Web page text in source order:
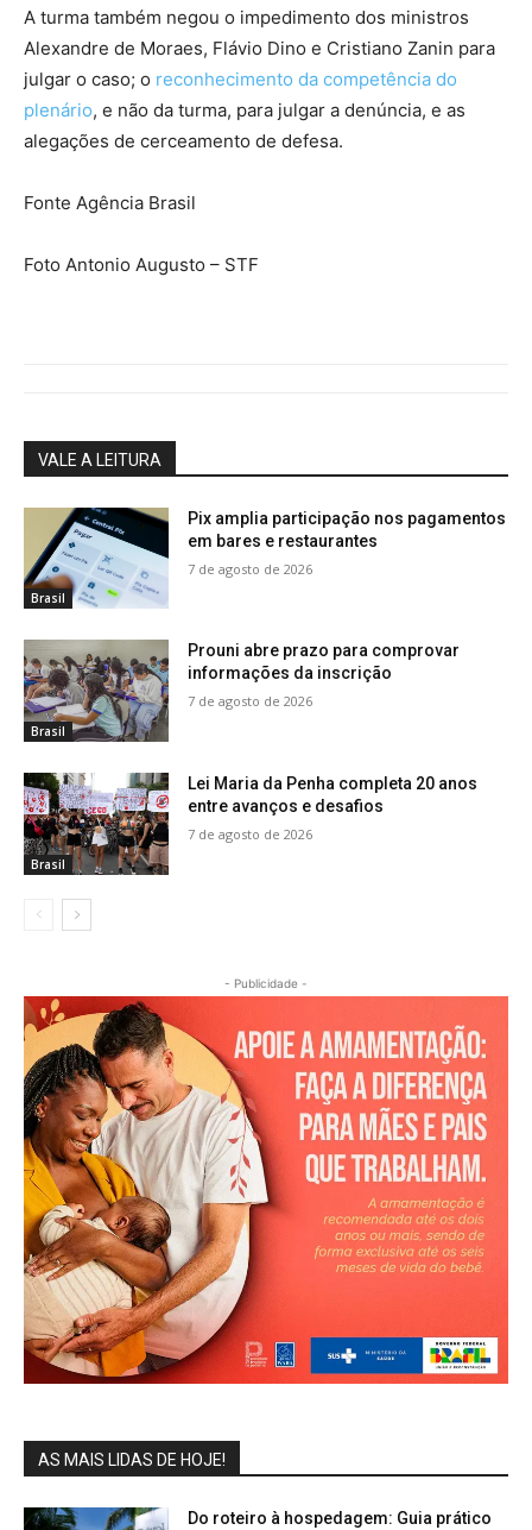
A turma também negou o impedimento dos ministros
Alexandre de Moraes, Flávio Dino e Cristiano Zanin para
julgar o caso; o reconhecimento da competência do
plenário, e não da turma, para julgar a denúncia, e as
alegações de cerceamento de defesa.
Fonte Agência Brasil
Foto Antonio Augusto – STF
VALE A LEITURA
Brasil
Pix amplia participação nos pagamentos
em bares e restaurantes
7 de agosto de 2026
Brasil
Prouni abre prazo para comprovar
informações da inscrição
7 de agosto de 2026
Brasil
Lei Maria da Penha completa 20 anos
entre avanços e desafios
7 de agosto de 2026
- Publicidade -
AS MAIS LIDAS DE HOJE!
Do roteiro à hospedagem: Guia prático